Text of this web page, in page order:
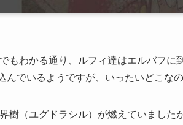
もわかる通り、ルフィ達はエルバフ
んでいるようですが、いったいどこなの
樹（ユグドラシル）が燃えていまし